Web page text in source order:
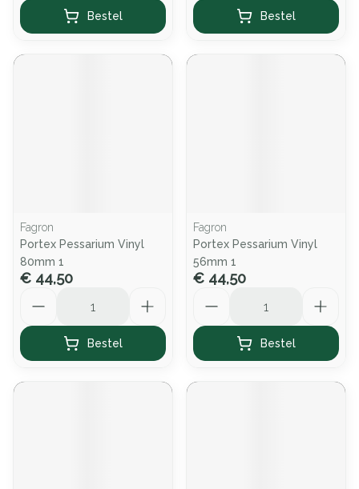
Bestel Bestel
Fagron
Portex Pessarium Vinyl
80mm 1
€ 44,50
Bestel
Fagron
Portex Pessarium Vinyl
56mm 1
€ 44,50
Bestel